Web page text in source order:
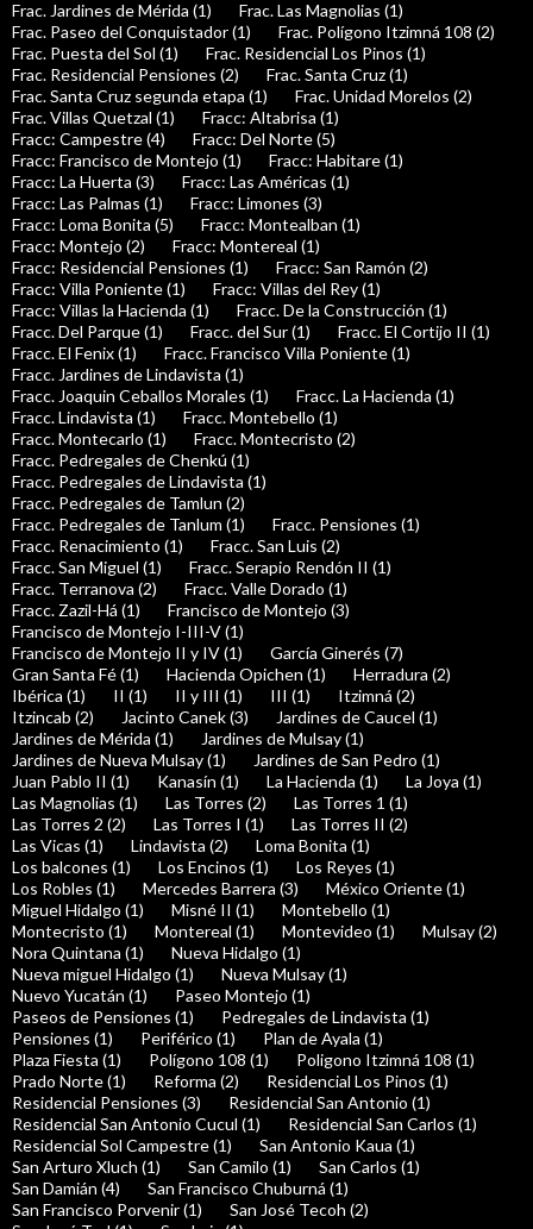
Frac. Jardines de Mérida (1)
Frac. Las Magnolias (1)
Frac. Paseo del Conquistador (1)
Frac. Polígono Itzimná 108 (2)
Frac. Puesta del Sol (1)
Frac. Residencial Los Pinos (1)
Frac. Residencial Pensiones (2)
Frac. Santa Cruz (1)
Frac. Santa Cruz segunda etapa (1)
Frac. Unidad Morelos (2)
Frac. Villas Quetzal (1)
Fracc: Altabrisa (1)
Fracc: Campestre (4)
Fracc: Del Norte (5)
Fracc: Francisco de Montejo (1)
Fracc: Habitare (1)
Fracc: La Huerta (3)
Fracc: Las Américas (1)
Fracc: Las Palmas (1)
Fracc: Limones (3)
Fracc: Loma Bonita (5)
Fracc: Montealban (1)
Fracc: Montejo (2)
Fracc: Montereal (1)
Fracc: Residencial Pensiones (1)
Fracc: San Ramón (2)
Fracc: Villa Poniente (1)
Fracc: Villas del Rey (1)
Fracc: Villas la Hacienda (1)
Fracc. De la Construcción (1)
Fracc. Del Parque (1)
Fracc. del Sur (1)
Fracc. El Cortijo II (1)
Fracc. El Fenix (1)
Fracc. Francisco Villa Poniente (1)
Fracc. Jardines de Lindavista (1)
Fracc. Joaquin Ceballos Morales (1)
Fracc. La Hacienda (1)
Fracc. Lindavista (1)
Fracc. Montebello (1)
Fracc. Montecarlo (1)
Fracc. Montecristo (2)
Fracc. Pedregales de Chenkú (1)
Fracc. Pedregales de Lindavista (1)
Fracc. Pedregales de Tamlun (2)
Fracc. Pedregales de Tanlum (1)
Fracc. Pensiones (1)
Fracc. Renacimiento (1)
Fracc. San Luis (2)
Fracc. San Miguel (1)
Fracc. Serapio Rendón II (1)
Fracc. Terranova (2)
Fracc. Valle Dorado (1)
Fracc. Zazil-Há (1)
Francisco de Montejo (3)
Francisco de Montejo I-III-V (1)
Francisco de Montejo II y IV (1)
García Ginerés (7)
Gran Santa Fé (1)
Hacienda Opichen (1)
Herradura (2)
Ibérica (1)
II (1) II y III (1) III (1)
Itzimná (2)
Itzincab (2)
Jacinto Canek (3)
Jardines de Caucel (1)
Jardines de Mérida (1)
Jardines de Mulsay (1)
Jardines de Nueva Mulsay (1)
Jardines de San Pedro (1)
Juan Pablo II (1)
Kanasín (1) La Hacienda (1)
La Joya (1)
Las Magnolias (1)
Las Torres (2)
Las Torres 1 (1)
Las Torres 2 (2)
Las Torres I (1)
Las Torres II (2)
Las Vicas (1)
Lindavista (2)
Loma Bonita (1)
Los balcones (1)
Los Encinos (1)
Los Reyes (1)
Los Robles (1)
Mercedes Barrera (3)
México Oriente (1)
Miguel Hidalgo (1)
Misné II (1)
Montebello (1)
Montecristo (1)
Montereal (1) Montevideo (1)
Mulsay (2)
Nora Quintana (1)
Nueva Hidalgo (1)
Nueva miguel Hidalgo (1)
Nueva Mulsay (1)
Nuevo Yucatán (1)
Paseo Montejo (1)
Paseos de Pensiones (1)
Pedregales de Lindavista (1)
Pensiones (1)
Periférico (1)
Plan de Ayala (1)
Plaza Fiesta (1)
Polígono 108 (1)
Poligono Itzimná 108 (1)
Prado Norte (1)
Reforma (2)
Residencial Los Pinos (1)
Residencial Pensiones (3)
Residencial San Antonio (1)
Residencial San Antonio Cucul (1)
Residencial San Carlos (1)
Residencial Sol Campestre (1)
San Antonio Kaua (1)
San Arturo Xluch (1)
San Camilo (1)
San Carlos (1)
San Damián (4)
San Francisco Chuburná (1)
San Francisco Porvenir (1)
San José Tecoh (2)